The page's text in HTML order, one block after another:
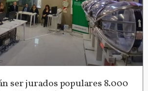
ser jurados populares 8.000